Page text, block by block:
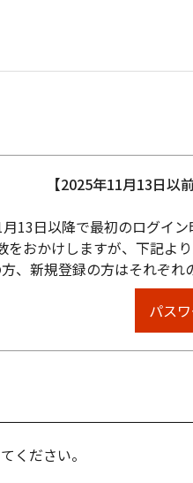
【2025年11月13日以
13日以降で最初のログイ
をおかけしますが、下記よ
、新規登録の方はそれぞれ
パス
ください。